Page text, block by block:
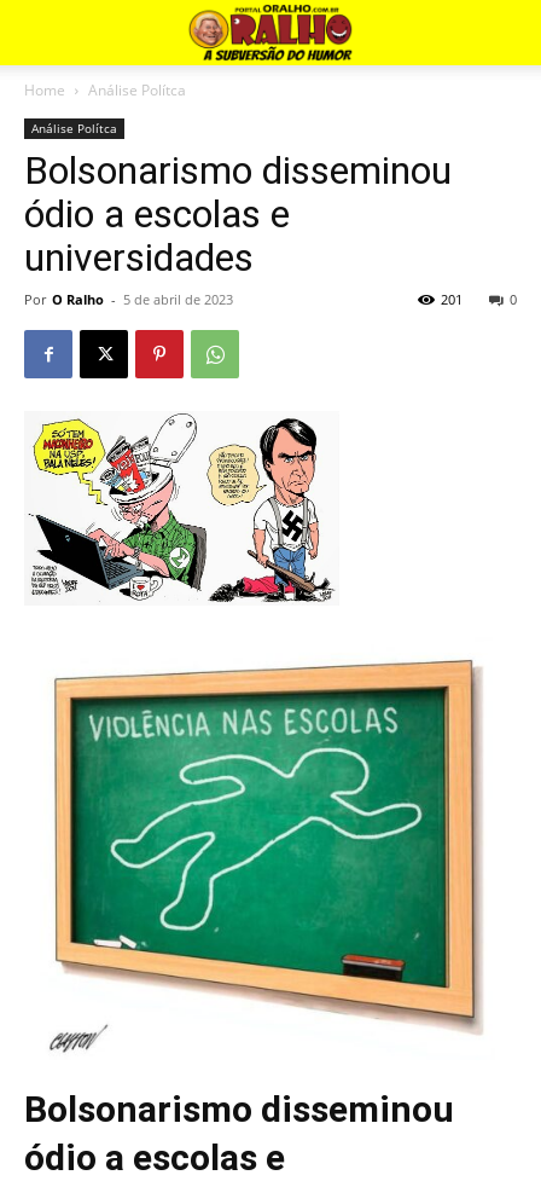
Home Análise Polítca
Análise Polítca
Bolsonarismo disseminou
ódio a escolas e
universidades
Por O Ralho - 5 de abril de 2023 0
201
Bolsonarismo disseminou
ódio a escolas e